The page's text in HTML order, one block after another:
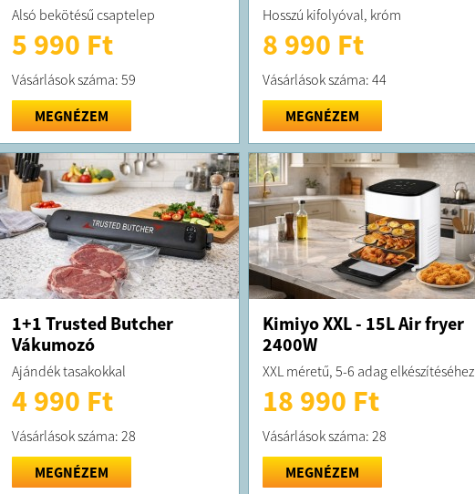
újratöltés során:
1. Az
időjárástól
és a
1 x 30 W
2 x hegymászó
1 x
FELTÉTELEK:
A megrendelt
kiszállításra
A terméket
elérhetőségei:
cím: 2636
Alsó bekötésű csaptelep
5 990 Ft
Vásárlások száma: 59
MEGNÉZEM
Hosszú kifolyóval, króm
8 990 Ft
Vásárlások száma: 44
MEGNÉZEM
1+1 Trusted Butcher
Vákumozó
Ajándék tasakokkal
4 990 Ft
Vásárlások száma: 28
MEGNÉZEM
Kimiyo XXL - 15L Air fryer
2400W
XXL méretű, 5-6 adag elkészítéséhez
18 990 Ft
Vásárlások száma: 28
MEGNÉZEM